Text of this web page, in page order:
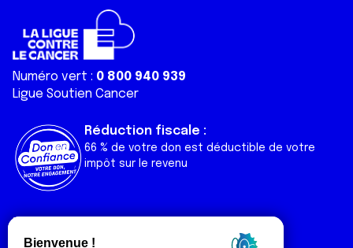
Numéro vert : 0 800 940 939
Ligue Soutien Cancer
Réduction fiscale :
66 % de votre don est déductible de votre
impôt sur le revenu
Liens utiles
Nos actualités